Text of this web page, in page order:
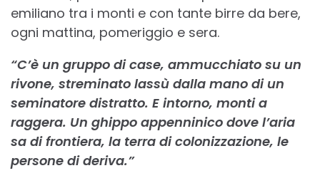
emiliano tra i monti e con tante birre da bere,
ogni mattina, pomeriggio e sera.
“C’è un gruppo di case, ammucchiato su un
rivone, streminato lassù dalla mano di un
seminatore distratto. E intorno, monti a
raggera. Un ghippo appenninico dove l’aria
sa di frontiera, la terra di colonizzazione, le
persone di deriva.”